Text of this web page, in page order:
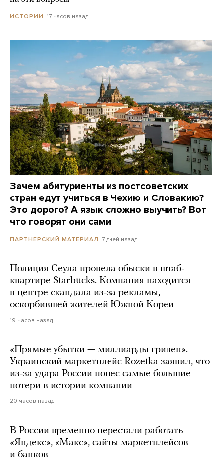
ИСТОРИИ 17 часов назад
Зачем абитуриенты из постсоветских
стран едут учиться в Чехию и Словакию?
Это дорого? А язык сложно выучить? Вот
что говорят они сами
ПАРТНЕРСКИЙ МАТЕРИАЛ 7 дней назад
Полиция Сеула провела обыски в штаб-
квартире Starbucks. Компания находится
в центре скандала из-за рекламы,
оскорбившей жителей Южной Кореи
19 часов назад
«Прямые убытки — миллиарды гривен».
Украинский маркетплейс Rozetka заявил, что
из-за удара России понес самые большие
потери в истории компании
20 часов назад
В России временно перестали работать
«Яндекс», «Макс», сайты маркетплейсов
и банков